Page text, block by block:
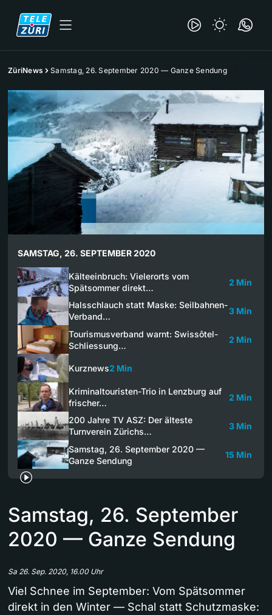
ZüriNews Samstag, 26. September 2020 — Ganze Sendung
SAMSTAG, 26. SEPTEMBER 2020
Kälteeinbruch: Vielerorts vom
Spätsommer direkt…
2 Min
Halsschlauch statt Maske: Seilbahnen-
Verband…
3 Min
Tourismusverband warnt: Swissôtel-
Schliessung…
2 Min
Kurznews2 Min
Kriminaltouristen-Trio in Lenzburg auf
frischer…
2 Min
200 Jahre TV ASZ: Der älteste
Turnverein Zürichs…
3 Min
Samstag, 26. September 2020 —
Ganze Sendung
15 Min
Samstag, 26. September
2020 — Ganze Sendung
Sa 26. Sep. 2020, 16.00 Uhr
Viel Schnee im September: Vom Spätsommer
direkt in den Winter — Schal statt Schutzmaske: